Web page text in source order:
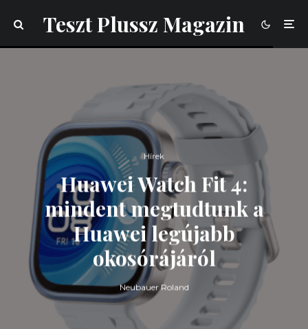
Teszt Plussz Magazin
Hírek
Huawei Watch Fit 4:
mindent megtudtunk a
Huawei legújabb
okosórájáról
Neubauer Roland